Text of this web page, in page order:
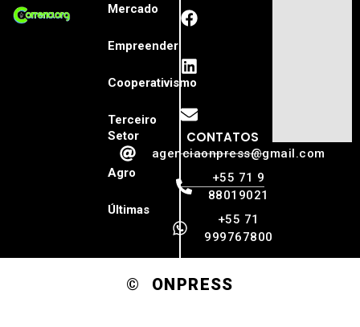
Mercado
Empreender
Cooperativismo
Terceiro
Setor
Agro
Últimas
CONTATOS
agenciaonpress@gmail.com
+55 71 9
88019021
+55 71
999767800
© ONPRESS